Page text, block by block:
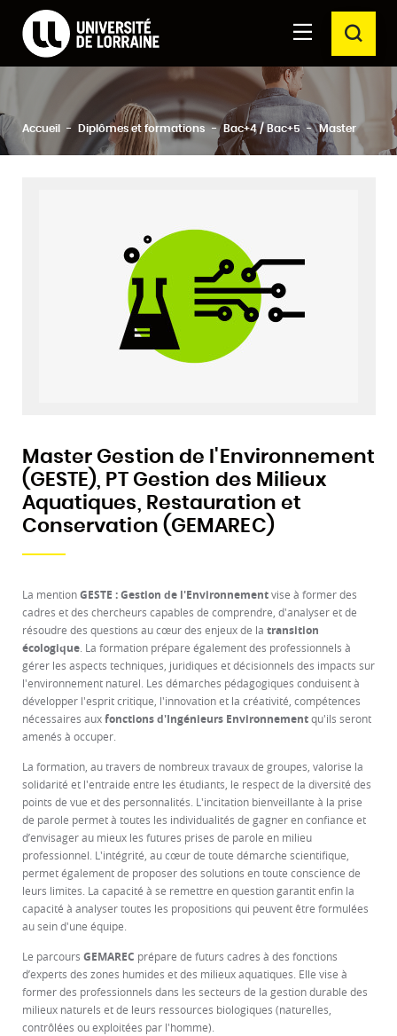
contenu
principal
moteur
de
recherche
Rechercher
Accueil Diplômes et formations Bac+4 / Bac+5 Master
Master Gestion de l'Environnement
(GESTE), PT Gestion des Milieux
Aquatiques, Restauration et
Conservation (GEMAREC)
La mentionGESTE : Gestion de l'Environnementvise à former des
cadres et des chercheurs capables de comprendre, d'analyser et de
résoudre des questions au cœur des enjeux de la transition
écologique. La formation prépare également des professionnels à
gérer les aspects techniques, juridiques et décisionnels des impacts sur
l'environnement naturel. Les démarches pédagogiques conduisent à
développer l'esprit critique, l'innovation et la créativité, compétences
nécessaires auxfonctions d'Ingénieurs Environnementqu'ils seront
amenés à occuper.
La formation, au travers de nombreux travaux de groupes, valorise la
solidarité et l'entraide entre les étudiants, le respect de la diversité des
points de vue et des personnalités. L'incitation bienveillante à la prise
de parole permet à toutes les individualités de gagner en confiance et
d’envisager au mieux les futures prises de parole en milieu
professionnel. L'intégrité, au cœur de toute démarche scientifique,
permet également de proposer des solutions en toute conscience de
leurs limites. La capacité à se remettre en question garantit enfin la
capacité à analyser toutes les propositions qui peuvent être formulées
au sein d'une équipe.
Le parcours GEMAREC prépare de futurs cadres à des fonctions
d’experts des zones humides et des milieux aquatiques. Elle vise à
former des professionnels dans les secteurs de la gestion durable des
milieux naturels et de leurs ressources biologiques (naturelles,
contrôlées ou exploitées par l'homme).